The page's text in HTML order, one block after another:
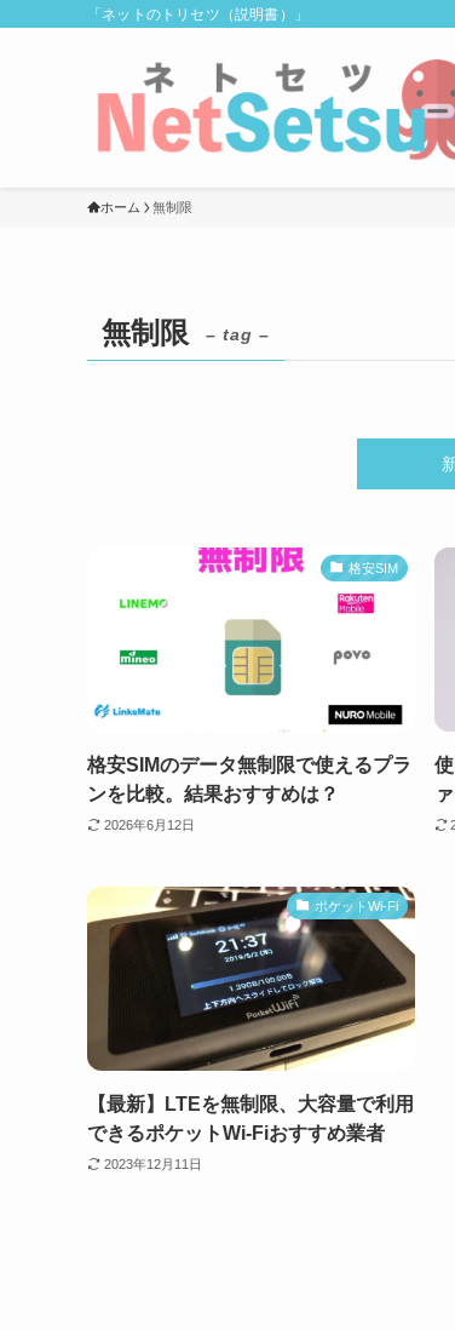
「ネットのトリセツ（説明書）」
ホーム 無制限
無制限 – tag –
格安SIM
格安SIMのデータ無制限で使えるプラ
ンを比較。結果おすすめは？
2026年6月12日
ポケットWi-Fi
【最新】LTEを無制限、大容量で利用
できるポケットWi-Fiおすすめ業者
2023年12月11日